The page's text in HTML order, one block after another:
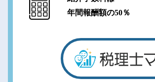
年間報酬額の50％